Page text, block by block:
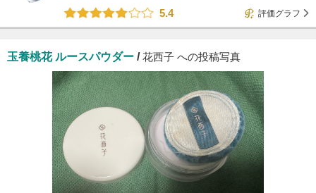
5.4
評価グラフ
玉養桃花 ルースパウダー /花西子 への投稿写真